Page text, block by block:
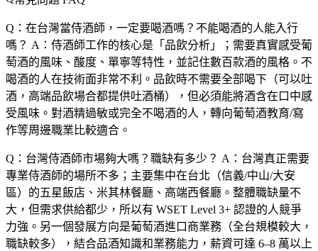
Q：在台灣當侍酒師，一定要喝酒嗎？不能喝酒的人能入行
嗎？ A：侍酒師工作的核心是「品飲分析」；需要真實感受葡
萄酒的風味、酸度、單寧等特性，並記住數百款酒的風格。不
喝酒的人在技術面非常不利。品飲時不需要全部喝下（可以吐
酒，高端品飲場合都提供吐酒桶），但必須能將酒含在口中感
受風味。對酒精過敏或完全不喝酒的人，轉向葡萄酒教育/寫
作等周邊職業比較適合。
Q：台灣侍酒師市場夠大嗎？職缺有多少？ A：台灣真正需要
專業侍酒師的場所不多；主要集中在台北（信義/中山/大安
區）的五星飯店、米其林餐廳、高端西餐廳。整體職缺量不
大，但需求供給都少，所以有 WSET Level 3+ 認證的人競爭
力強。另一個發展方向是葡萄酒進口商業務（全台規模較大，
職缺較多），結合品酒知識和業務能力，薪資可達 6–8 萬以上